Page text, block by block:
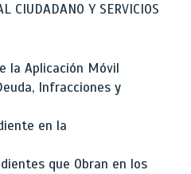
CIUDADANO Y SERVICIOS
la Aplicación Móvil
Infracciones y
en la
que Obran en los